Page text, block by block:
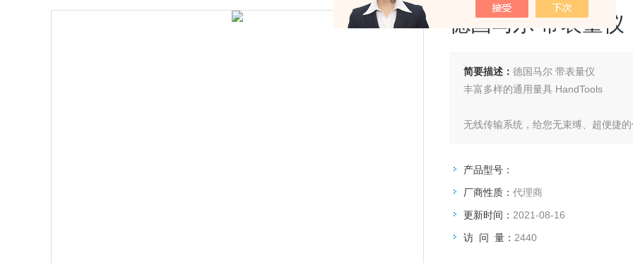
德国马尔 带表量仪
简要描述： 德国马尔 带表量仪
丰富多样的通用量具 HandTools
无线传输系统，给您无束缚、超便捷
全新的模块化通讯系统N1700—智能
万用测量仪844T，满足各种不同的内
产品型号：
厂商性质： 代理商
更新时间： 2021-08-16
访 问 量： 2440